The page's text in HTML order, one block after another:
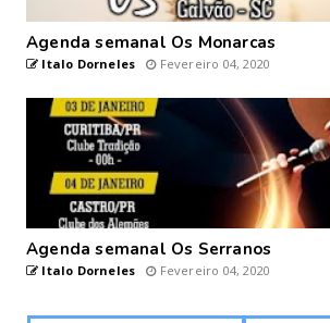
Agenda semanal Os Monarcas
Italo Dorneles Fevereiro 04, 2020
Agenda semanal Os Serranos
Italo Dorneles Fevereiro 04, 2020